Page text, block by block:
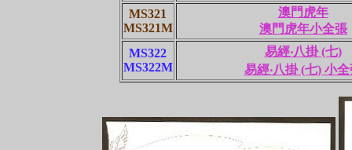
MS321
MS321M
澳門虎年
澳門虎年小全張
MS322
MS322M
易經‧八掛 (七)
易經‧八掛 (七) 小全